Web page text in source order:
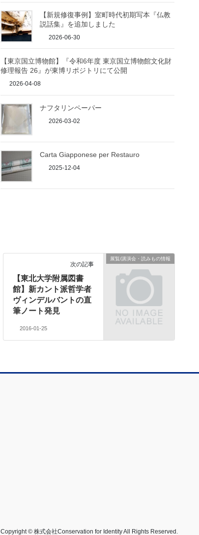
【新規修復事例】室町時代初期写本『仏教
説話集』を追加しました
2026-06-30
【東京国立博物館】『令和6年度 東京国立博物館文化財
修理報告 26』が東博リポジトリにて公開
2026-04-08
ナフタリンペーパー
2026-03-02
Carta Giapponese per Restauro
2025-12-04
展覧/講演会・読みもの情報
次の記事
【東北大学附属図書
館】新カント派哲学者
ヴィンデルバントの直
筆ノート発見
2016-01-25
Copyright © 株式会社Conservation for Identity All Rights Reserved.